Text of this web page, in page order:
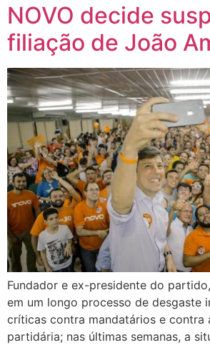
NOVO decide
filiação de João
Fundador e ex-presidente do
em um longo processo de desgaste
críticas contra mandatários e contra
partidária; nas últimas semanas, a